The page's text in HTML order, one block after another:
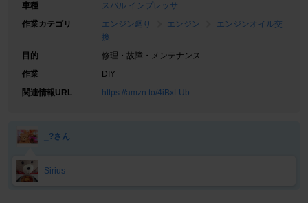
車種
スバル インプレッサ
作業カテゴリ
エンジン廻り エンジン
エンジンオイル交
換
目的
修理・故障・メンテナンス
作業
DIY
関連情報URL
https://amzn.to/4iBxLUb
_?さん
Sirius